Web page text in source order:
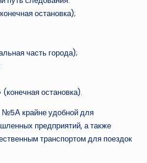
остановка);
часть города);
остановка).
крайне удобной для
предприятий, а также
транспортом для поездок